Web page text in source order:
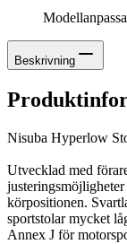
Beskrivning
Nisuba Hyperlow
Utvecklad med
körpositionen.
sportstolar mycket
Annex J för